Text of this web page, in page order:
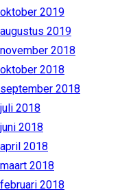
oktober 2019
augustus 2019
november 2018
oktober 2018
september 2018
juli 2018
juni 2018
april 2018
maart 2018
februari 2018